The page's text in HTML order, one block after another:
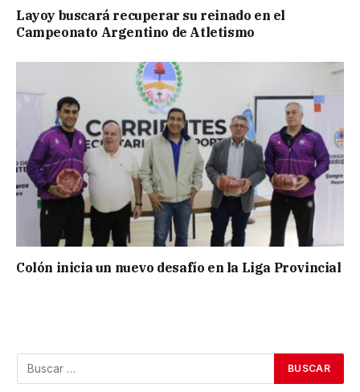
Layoy buscará recuperar su reinado en el
Campeonato Argentino de Atletismo
Colón inicia un nuevo desafío en la Liga Provincial